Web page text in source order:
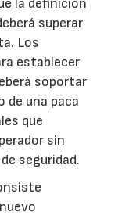
superar
Los
establecer
soportar
una paca
que
sin
seguridad.